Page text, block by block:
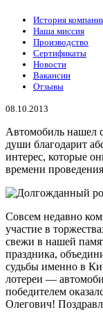
История
Наша миссия
Производство
Сертификаты
Новости
Вакансии
Отзывы
08.10.2013
Автомобиль нашел
души благодарит
интерес, которые
времени
Совсем недавно
участие в
свежи в нашей
праздника,
судьбы именно в
лотереи —
победителем
Олегович!